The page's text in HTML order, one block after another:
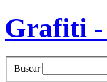
Grafiti -
Buscar